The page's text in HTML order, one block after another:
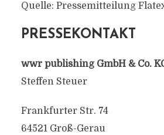
Quelle: Pressemitteilung
PRESSEKONTAKT
wwr publishing GmbH & Co.
Steffen Steuer
Frankfurter Str. 74
64521 Groß-Gerau